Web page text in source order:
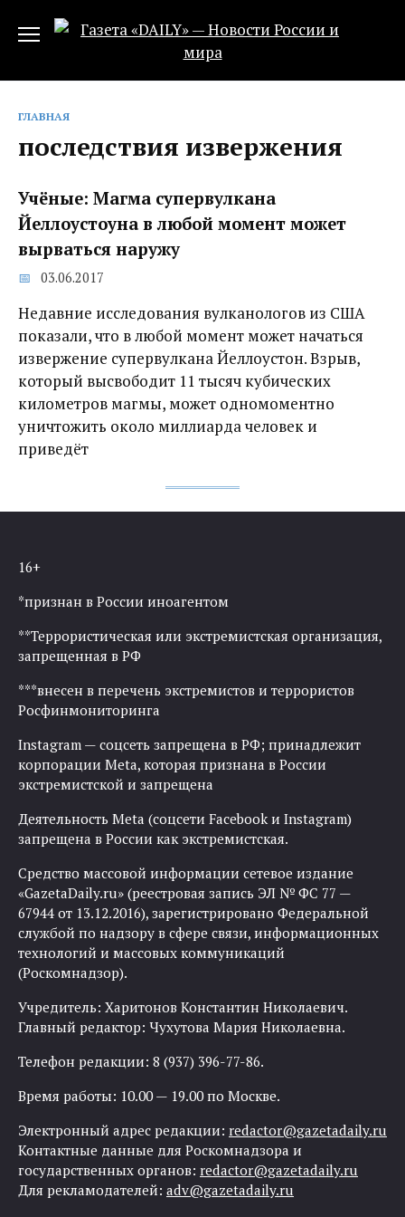
ГЛАВНАЯ
последствия извержения
Учёные: Магма супервулкана
Йеллоустоуна в любой момент может
вырваться наружу
03.06.2017
Недавние исследования вулканологов из США
показали, что в любой момент может начаться
извержение супервулкана Йеллоустон. Взрыв,
который высвободит 11 тысяч кубических
километров магмы, может одномоментно
уничтожить около миллиарда человек и
приведёт
16+
*признан в России иноагентом
**Террористическая или экстремистская организация,
запрещенная в РФ
***внесен в перечень экстремистов и террористов
Росфинмониторинга
Instagram — соцсеть запрещена в РФ; принадлежит
корпорации Meta, которая признана в России
экстремистской и запрещена
Деятельность Meta (соцсети Facebook и Instagram)
запрещена в России как экстремистская.
Средство массовой информации сетевое издание
«GazetaDaily.ru» (реестровая запись ЭЛ № ФС 77 —
67944 от 13.12.2016), зарегистрировано Федеральной
службой по надзору в сфере связи, информационных
технологий и массовых коммуникаций
(Роскомнадзор).
Учредитель: Харитонов Константин Николаевич.
Главный редактор: Чухутова Мария Николаевна.
Телефон редакции: 8 (937) 396-77-86.
Время работы: 10.00 — 19.00 по Москве.
Электронный адрес редакции: redactor@gazetadaily.ru
Контактные данные для Роскомнадзора и
государственных органов: redactor@gazetadaily.ru
Для рекламодателей: adv@gazetadaily.ru